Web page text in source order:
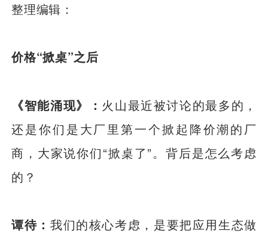
整理编辑：
价格“掀桌”之后
《智能涌现》： 火山最近被讨论的最多的，
还是你们是大厂里第一个掀起降价潮的厂
商，大家说你们“掀桌了”。背后是怎么考虑
的？
谭待： 我们的核心考虑，是要把应用生态做